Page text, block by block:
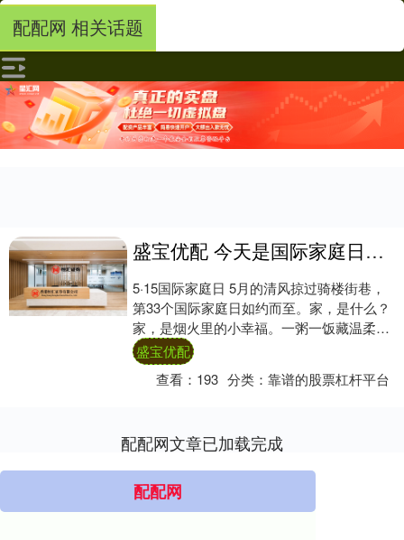
配配网 相关话题
盛宝优配 今天是国际家庭日，“我的家真可爱！”
5·15国际家庭日 5月的清风掠过骑楼街巷，
第33个国际家庭日如约而至。家，是什么？
家，是烟火里的小幸福。一粥一饭藏温柔，
三餐四季皆心安。 阿妈在厨房叮叮当当....
盛宝优配
查看： 193 分类：靠谱的股票杠杆平台
配配网文章已加载完成
配配网